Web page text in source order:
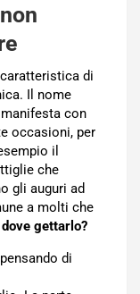
di
Il nome
con
occasioni, per
il
che
gli auguri ad
a molti che
dove gettarlo?
di